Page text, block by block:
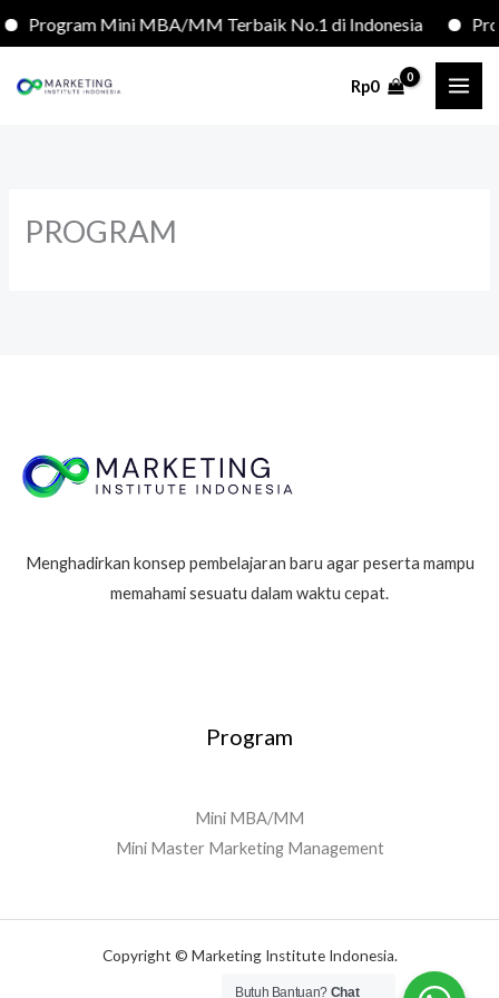
Program Mini MBA/MM Terbaik No.1 di Indonesia
ke
konten
Rp0
PROGRAM
Menghadirkan konsep pembelajaran baru agar peserta mampu
memahami sesuatu dalam waktu cepat.
Program
Mini MBA/MM
Mini Master Marketing Management
Copyright © Marketing Institute Indonesia.
Butuh Bantuan? Chat